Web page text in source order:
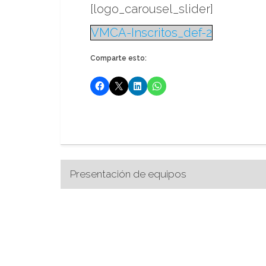
[logo_carousel_slider]
VMCA-Inscritos_def-2
Comparte esto:
Navegación
Presentación de equipos